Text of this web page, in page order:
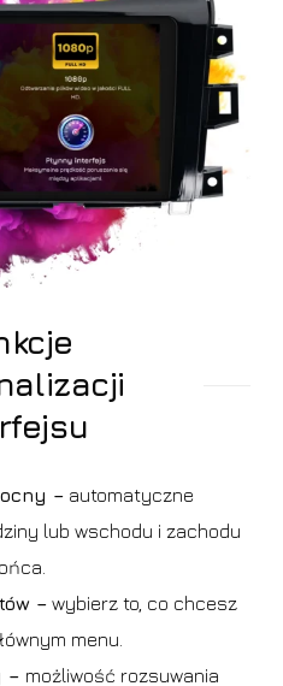
–automatyczne
lub wschodu i zachodu
– wybierz to, co chcesz
menu.
– możliwość rozsuwania